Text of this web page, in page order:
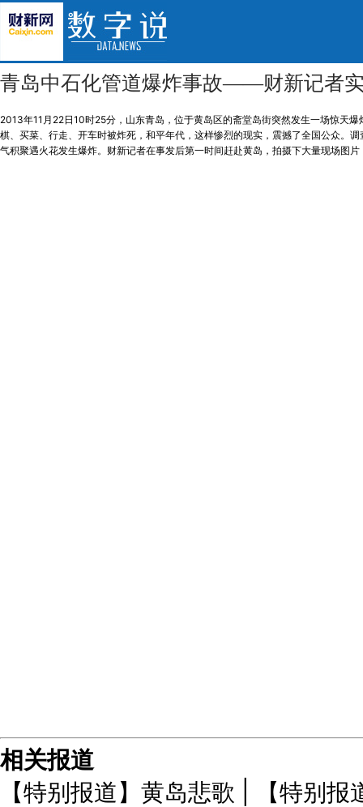
青岛中石化管道爆炸事故——财新记者
2013年11月22日10时25分，山东青岛，位于黄岛区的斋堂岛街突然发生一场惊天
棋、买菜、行走、开车时被炸死，和平年代，这样惨烈的现实，震撼了全国公众。
气积聚遇火花发生爆炸。财新记者在事发后第一时间赶赴黄岛，拍摄下大量现场图
相关报道
【特别报道】黄岛悲歌
【特别